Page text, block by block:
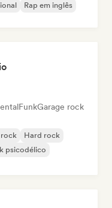
Rap em inglês
FunkGarage rock
Hard rock
psicodélico